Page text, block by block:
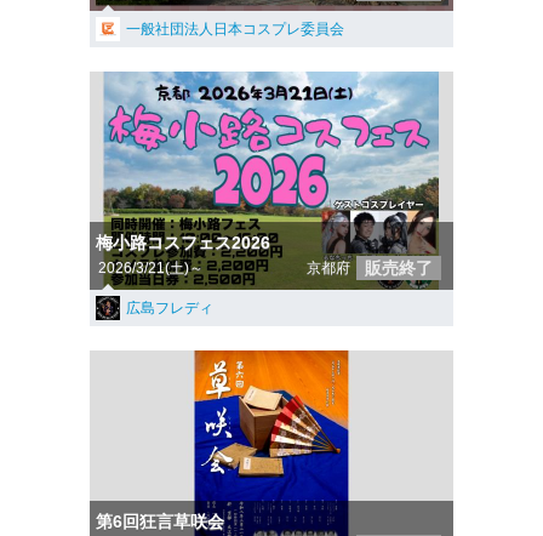
一般社団法人日本コスプレ委員会
梅小路コスフェス2026
2026/3/21(土)～ 京都府 販売終了
広島フレディ
第6回狂言草咲会